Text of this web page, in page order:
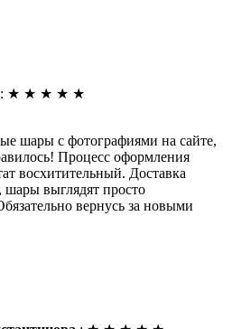
: ★ ★ ★ ★ ★
шары с фотографиями на сайте,
Процесс оформления
восхитительный. Доставка
выглядят просто
вернусь за новыми